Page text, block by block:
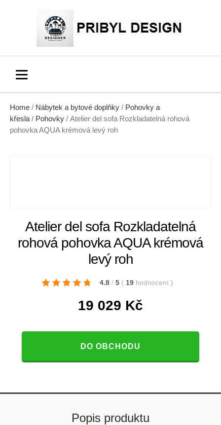
Home / Nábytek a bytové doplňky / Pohovky a
křesla / Pohovky / Atelier del sofa Rozkladatelná rohová
pohovka AQUA krémová levý roh
Atelier del sofa Rozkladatelná
rohová pohovka AQUA krémová
levý roh
4.8 / 5 ( 19 hodnocení )
19 029 Kč
DO OBCHODU
Popis produktu